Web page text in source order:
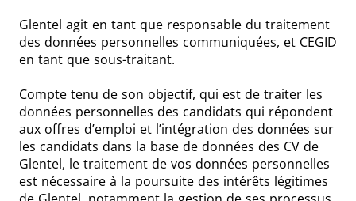
Glentel agit en tant que responsable du traitement
des données personnelles communiquées, et CEGID
en tant que sous-traitant.
Compte tenu de son objectif, qui est de traiter les
données personnelles des candidats qui répondent
aux offres d’emploi et l’intégration des données sur
les candidats dans la base de données des CV de
Glentel, le traitement de vos données personnelles
est nécessaire à la poursuite des intérêts légitimes